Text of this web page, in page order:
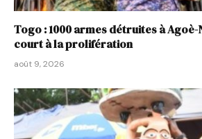
Togo : 1000 armes détruites à
court à la prolifération
août 9, 2026